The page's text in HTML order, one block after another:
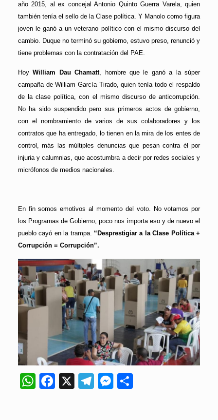
año 2015, al ex concejal Antonio Quinto Guerra Varela, quien
también tenía el sello de la Clase política. Y Manolo como figura
joven le ganó a un veterano político con el mismo discurso del
cambio. Duque no terminó su gobierno, estuvo preso, renunció y
tiene problemas con la contratación del PAE.
HoyWilliam Dau Chamatt, hombre que le ganó a la súper
campaña de William García Tirado, quien tenía todo el respaldo
de la clase política, con el mismo discurso de anticorrupción.
No ha sido suspendido pero sus primeros actos de gobierno,
con el nombramiento de varios de sus colaboradores y los
contratos que ha entregado, lo tienen en la mira de los entes de
control, más las múltiples denuncias que pesan contra él por
injuria y calumnias, que acostumbra a decir por redes sociales y
micrófonos de medios nacionales.
En fin somos emotivos al momento del voto. No votamos por
los Programas de Gobierno, poco nos importa eso y de nuevo el
pueblo cayó en la trampa. “Desprestigiar a la Clase Política +
Corrupción = Corrupción”.
WhatsApp
Facebook
X Telegram
Messenger